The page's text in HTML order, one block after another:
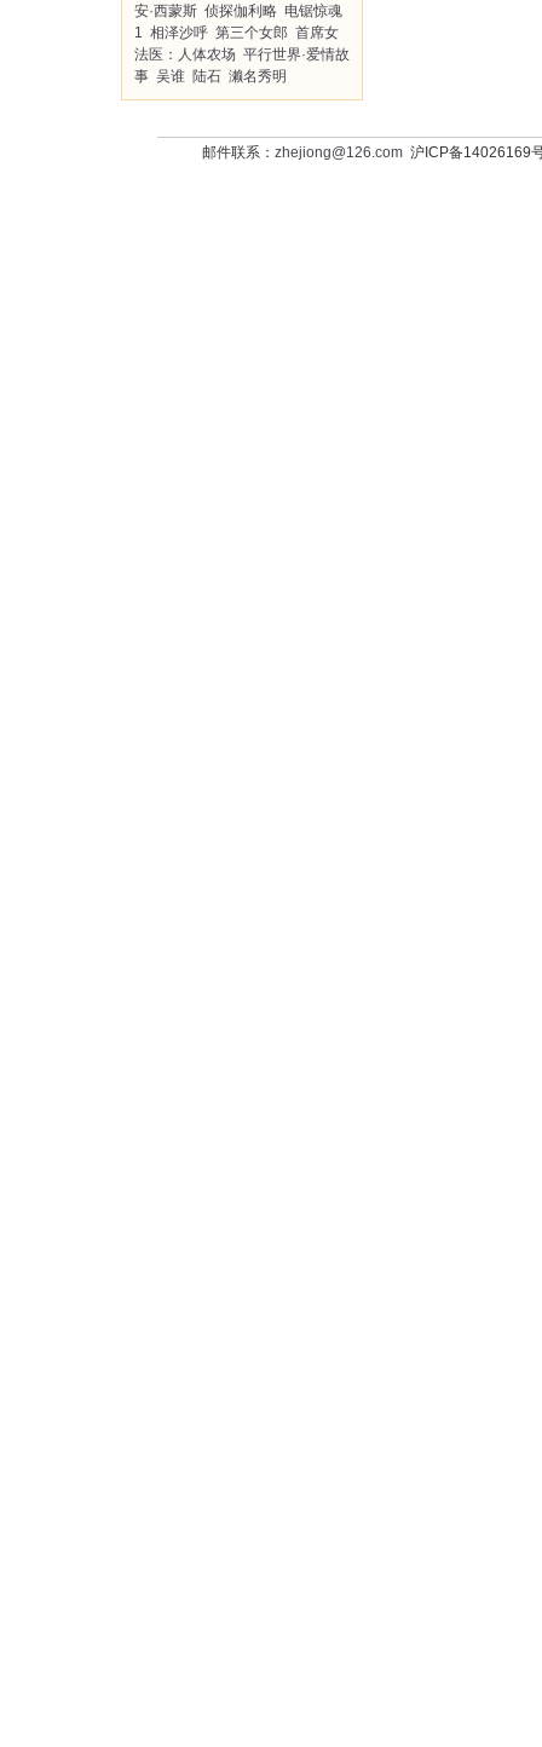
安·西蒙斯 侦探伽利略 电锯惊魂
1 相泽沙呼 第三个女郎 首席女
法医：人体农场 平行世界·爱情故
事 吴谁 陆石 濑名秀明
邮件联系： zhejiong@126.com沪ICP备14026169